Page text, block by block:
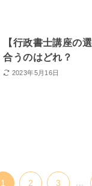
【行政書士講座の
合うのはどれ？
2023年5月16日
1 2 3 ...